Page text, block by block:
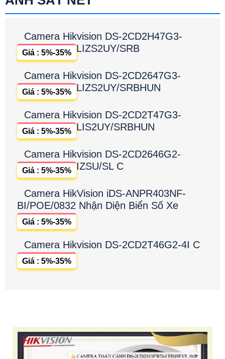
Camera Hikvision DS-2CD2H47G3-
LIZS2UY/SRB
Giá : 5%-35%
Camera Hikvision DS-2CD2647G3-
LIZS2UY/SRBHUN
Giá : 5%-35%
Camera Hikvision DS-2CD2T47G3-
LIS2UY/SRBHUN
Giá : 5%-35%
Camera Hikvision DS-2CD2646G2-
IZSU/SL C
Giá : 5%-35%
Camera HikVision iDS-ANPR403NF-
BI/POE/0832 Nhận Diện Biển Số Xe
Giá : 5%-35%
Camera Hikvision DS-2CD2T46G2-4I C
Giá : 5%-35%